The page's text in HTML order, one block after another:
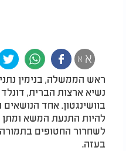
א א
ראש הממשלה, בנימין
נשיא ארצות הברית,
בוושינגטון. אחד
להיות התנעת המשא
לשחרור החטופים
בעזה.